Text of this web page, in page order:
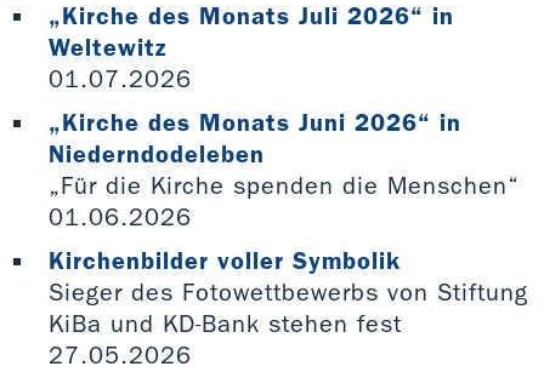
„Kirche des Monats Juli 2026“ in
Weltewitz
01.07.2026
„Kirche des Monats Juni 2026“ in
Niederndodeleben
„Für die Kirche spenden die Menschen“
01.06.2026
Kirchenbilder voller Symbolik
Sieger des Fotowettbewerbs von Stiftung
KiBa und KD-Bank stehen fest
27.05.2026